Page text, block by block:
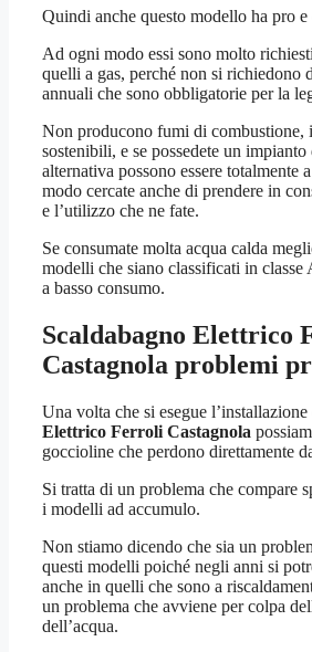
Quindi anche questo modello ha pro e
Ad ogni modo essi sono molto
quelli a gas, perché non si richiedono
annuali che sono obbligatorie per la
Non producono fumi di combustione,
sostenibili, e se possedete un impianto
alternativa possono essere totalmente
modo cercate anche di prendere in
e l’utilizzo che ne fate.
Se consumate molta acqua calda
modelli che siano classificati in classe
a basso consumo.
Scaldabagno Elettrico
Castagnola problemi
Una volta che si esegue
Elettrico Ferroli Castagnola
goccioline che perdono direttamente
Si tratta di un problema che compare
i modelli ad accumulo.
Non stiamo dicendo che sia un
questi modelli poiché negli anni si
anche in quelli che sono a
un problema che avviene per colpa
dell’acqua.